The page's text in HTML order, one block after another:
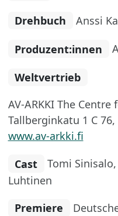
Drehbuch Anssi
Produzent:innen
Weltvertrieb
AV-ARKKI The
Tallberginkatu 1 C
www.av-arkki.fi
Cast
Tomi
Luhtinen
Premiere